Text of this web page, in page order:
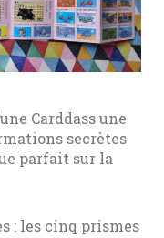
Carddass une
secrètes
parfait sur la
: les cinq prismes